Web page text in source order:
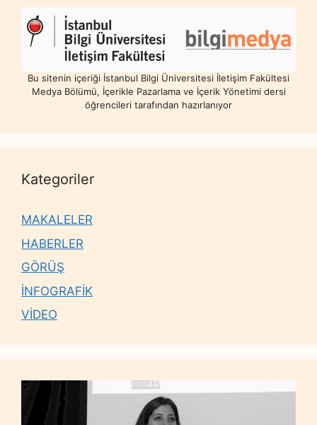
Bu sitenin içeriği İstanbul Bilgi Üniversitesi İletişim Fakültesi
Medya Bölümü, İçerikle Pazarlama ve İçerik Yönetimi dersi
öğrencileri tarafından hazırlanıyor
Kategoriler
MAKALELER
HABERLER
GÖRÜŞ
İNFOGRAFİK
VİDEO